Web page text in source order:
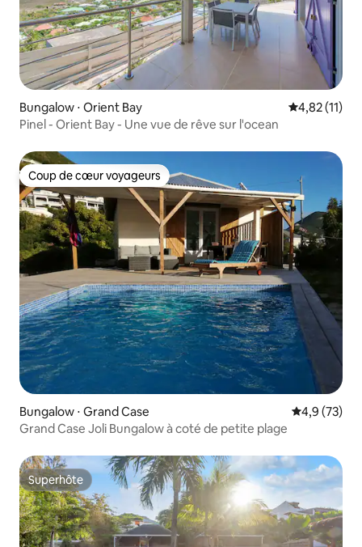
Bungalow ⋅ Orient Bay Évaluation
4,82 (11)
Pinel - Orient Bay - Une vue de rêve sur l'ocean
Coup de cœur voyageurs
Coup de cœur voyageurs
Bungalow ⋅ Grand Case Évaluation
4,9 (73)
Grand Case Joli Bungalow à coté de petite plage
Superhôte
Superhôte